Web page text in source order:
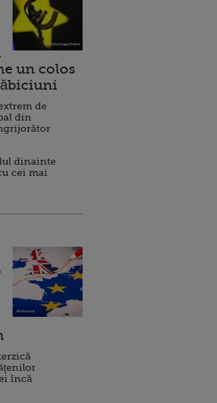
un colos
de
din
dinainte
cei mai
încă